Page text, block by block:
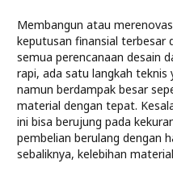
Membangun atau
keputusan finansial terbesar
semua perencanaan desain
rapi, ada satu langkah teknis
namun berdampak besar
material dengan tepat.
ini bisa berujung pada
pembelian berulang dengan
sebaliknya, kelebihan